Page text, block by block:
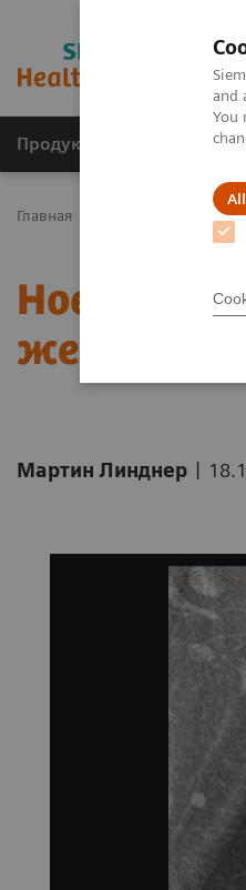
and
You
Продукты и решения
Главная Новости и пресс-
Новые
железы
Мартин Линднер |